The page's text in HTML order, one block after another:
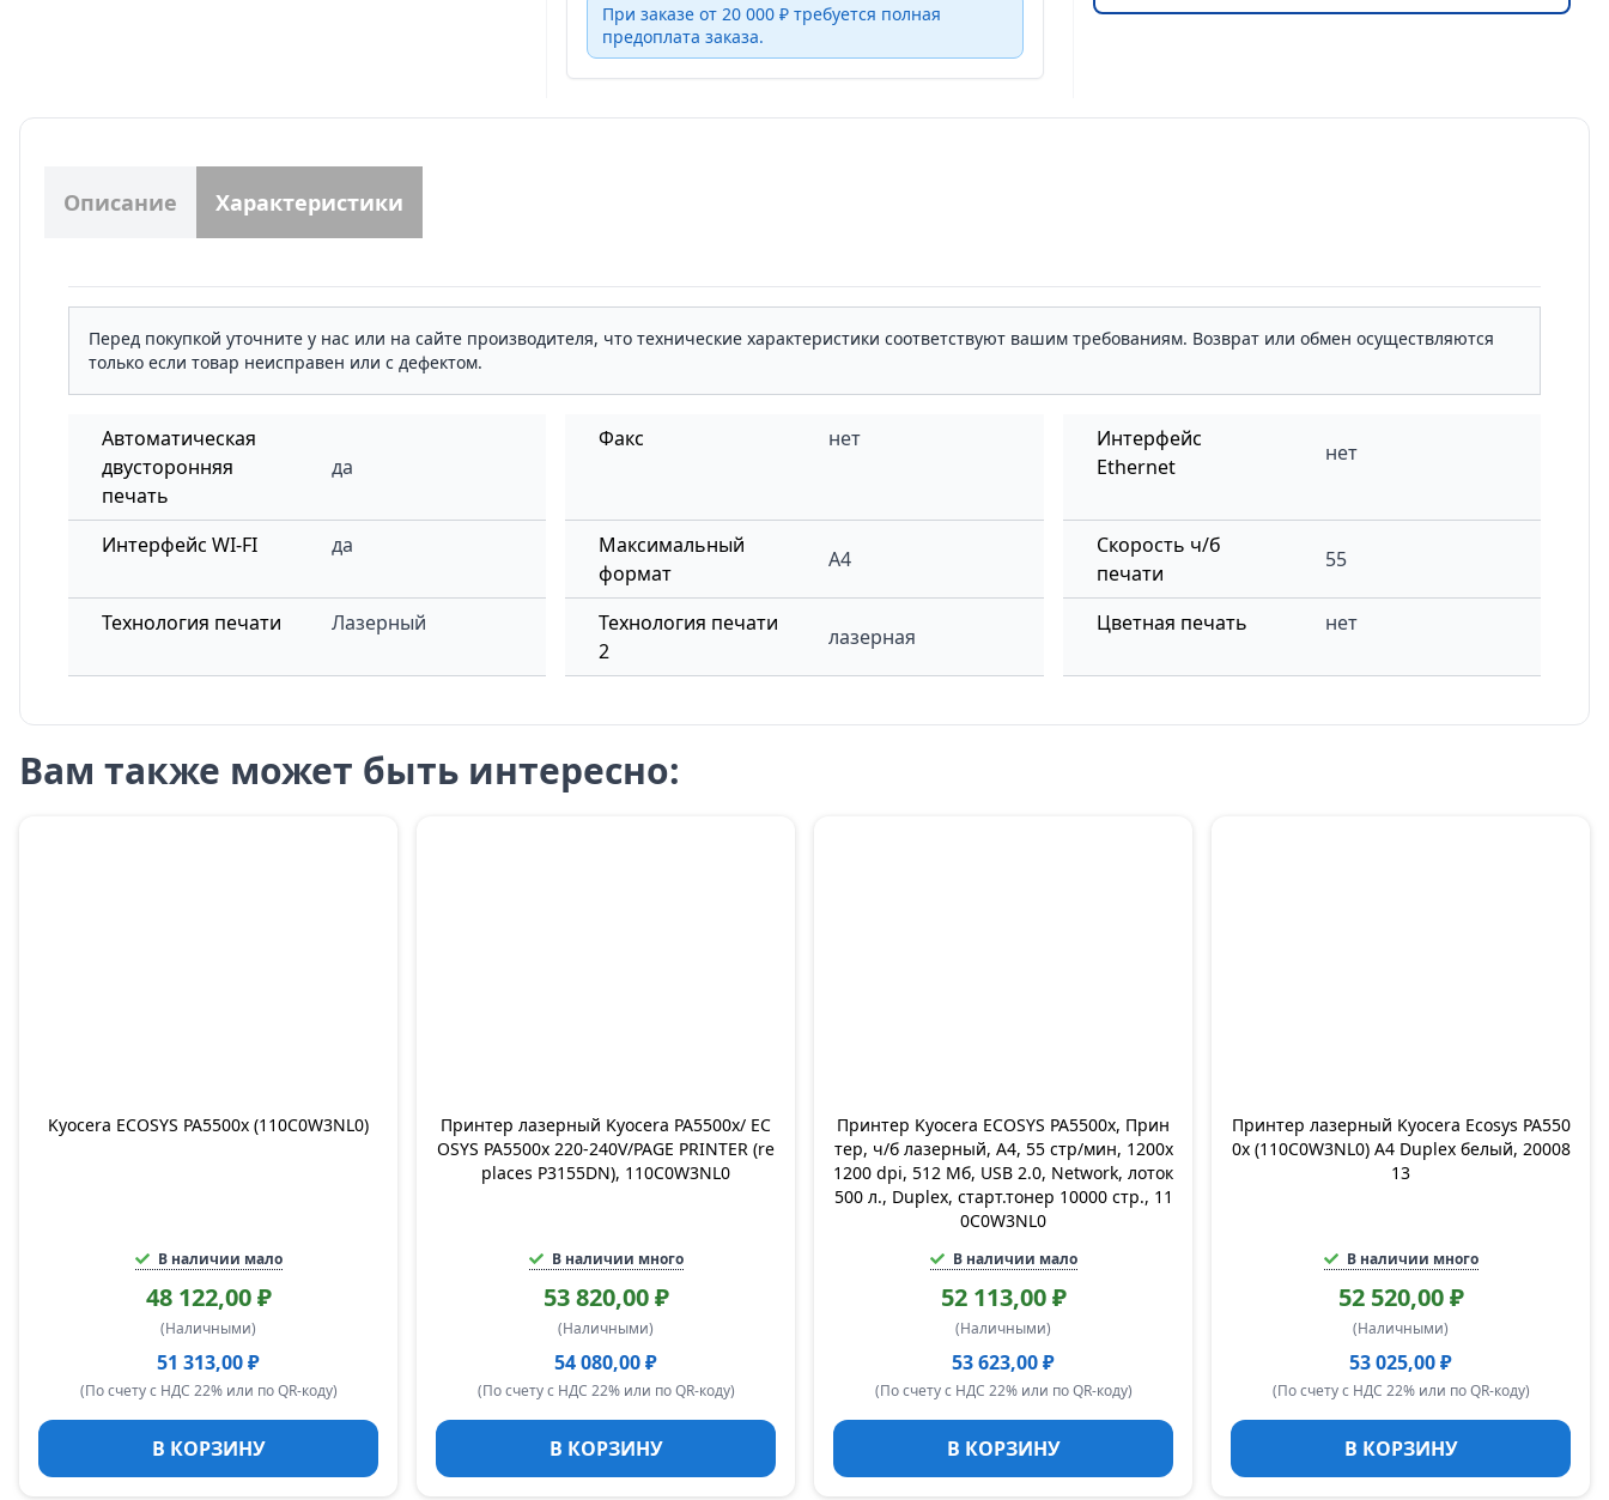
При заказе от 20 000 ₽ требуется полная
предоплата заказа.
Описание Характеристики
Перед покупкой уточните у нас или на сайте производителя, что технические характеристики соответствуют вашим требованиям. Возврат или обмен осуществляются
только если товар неисправен или с дефектом.
Автоматическая
двусторонняя
печать
да
Факс нет
Интерфейс
Ethernet
нет
Интерфейс WI-FI да
Максимальный
формат
A4
Скорость ч/б
печати
55
Технология печати Лазерный
Технология печати
2
лазерная
Цветная печать нет
Вам также может быть интересно:
Kyocera ECOSYS PA5500x (110C0W3NL0)
В наличии мало
48 122,00 ₽
(Наличными)
51 313,00 ₽
(По счету с НДС 22% или по QR-коду)
В КОРЗИНУ
Принтер лазерный Kyocera PA5500x/ EC
OSYS PA5500x 220-240V/PAGE PRINTER (re
places P3155DN), 110C0W3NL0
В наличии много
53 820,00 ₽
(Наличными)
54 080,00 ₽
(По счету с НДС 22% или по QR-коду)
В КОРЗИНУ
Принтер Kyocera ECOSYS PA5500x, Прин
тер, ч/б лазерный, A4, 55 стр/мин, 1200x
1200 dpi, 512 Мб, USB 2.0, Network, лоток
500 л., Duplex, старт.тонер 10000 стр., 11
0C0W3NL0
В наличии мало
52 113,00 ₽
(Наличными)
53 623,00 ₽
(По счету с НДС 22% или по QR-коду)
В КОРЗИНУ
Принтер лазерный Kyocera Ecosys PA550
0x (110C0W3NL0) A4 Duplex белый, 20008
13
В наличии много
52 520,00 ₽
(Наличными)
53 025,00 ₽
(По счету с НДС 22% или по QR-коду)
В КОРЗИНУ